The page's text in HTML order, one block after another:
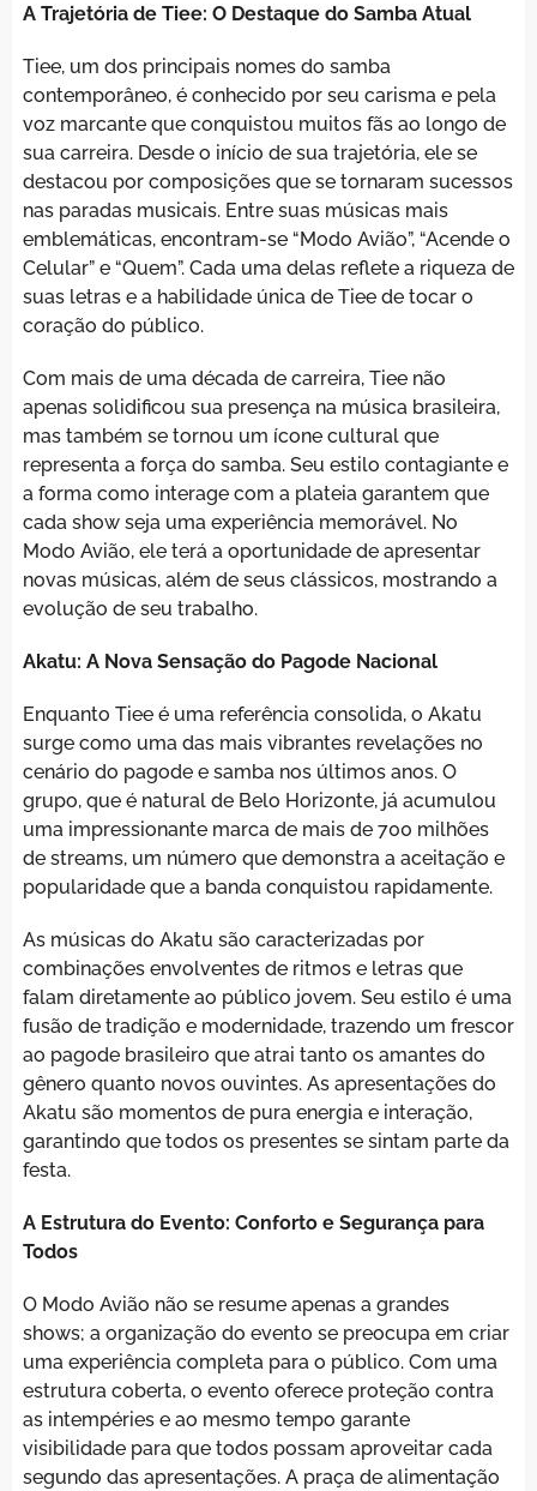
A Trajetória de Tiee: O Destaque do Samba Atual
Tiee, um dos principais nomes do samba
contemporâneo, é conhecido por seu carisma e pela
voz marcante que conquistou muitos fãs ao longo de
sua carreira. Desde o início de sua trajetória, ele se
destacou por composições que se tornaram sucessos
nas paradas musicais. Entre suas músicas mais
emblemáticas, encontram-se “Modo Avião”, “Acende o
Celular” e “Quem”. Cada uma delas reflete a riqueza de
suas letras e a habilidade única de Tiee de tocar o
coração do público.
Com mais de uma década de carreira, Tiee não
apenas solidificou sua presença na música brasileira,
mas também se tornou um ícone cultural que
representa a força do samba. Seu estilo contagiante e
a forma como interage com a plateia garantem que
cada show seja uma experiência memorável. No
Modo Avião, ele terá a oportunidade de apresentar
novas músicas, além de seus clássicos, mostrando a
evolução de seu trabalho.
Akatu: A Nova Sensação do Pagode Nacional
Enquanto Tiee é uma referência consolida, o Akatu
surge como uma das mais vibrantes revelações no
cenário do pagode e samba nos últimos anos. O
grupo, que é natural de Belo Horizonte, já acumulou
uma impressionante marca de mais de 700 milhões
de streams, um número que demonstra a aceitação e
popularidade que a banda conquistou rapidamente.
As músicas do Akatu são caracterizadas por
combinações envolventes de ritmos e letras que
falam diretamente ao público jovem. Seu estilo é uma
fusão de tradição e modernidade, trazendo um frescor
ao pagode brasileiro que atrai tanto os amantes do
gênero quanto novos ouvintes. As apresentações do
Akatu são momentos de pura energia e interação,
garantindo que todos os presentes se sintam parte da
festa.
A Estrutura do Evento: Conforto e Segurança para
Todos
O Modo Avião não se resume apenas a grandes
shows; a organização do evento se preocupa em criar
uma experiência completa para o público. Com uma
estrutura coberta, o evento oferece proteção contra
as intempéries e ao mesmo tempo garante
visibilidade para que todos possam aproveitar cada
segundo das apresentações. A praça de alimentação